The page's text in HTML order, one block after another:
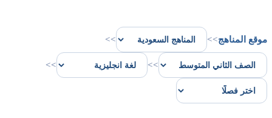
موقع المناهج>>
>>
>>
>>